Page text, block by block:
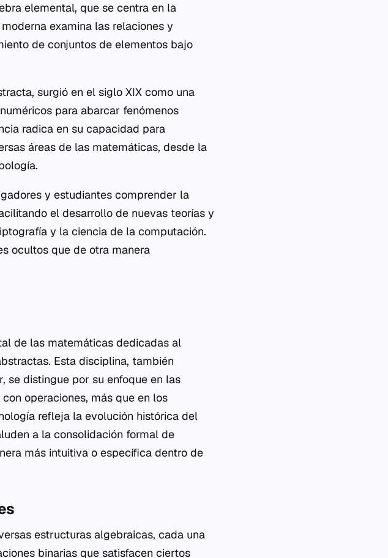
elemental, que se centra en la
examina las relaciones y
de conjuntos de elementos bajo
, surgió en el siglo XIX como una
para abarcar fenómenos
radica en su capacidad para
áreas de las matemáticas, desde la
y estudiantes comprender la
el desarrollo de nuevas teorías y
y la ciencia de la computación.
ocultos que de otra manera
de las matemáticas dedicadas al
Esta disciplina, también
se distingue por su enfoque en las
operaciones, más que en los
refleja la evolución histórica del
a la consolidación formal de
más intuitiva o específica dentro de
estructuras algebraicas, cada una
binarias que satisfacen ciertos